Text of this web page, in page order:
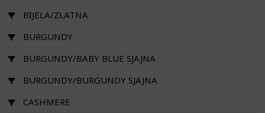
BIJELA/ZLATNA
BURGUNDY
BURGUNDY/BABY BLUE SJAJNA
BURGUNDY/BURGUNDY SJAJNA
CASHMERE